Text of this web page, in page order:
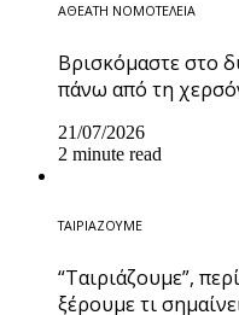
ΑΘΕΑΤΗ ΝΟΜΟΤΕΛΕΙΑ
Βρισκόμαστε στο
πάνω από τη
21/07/2026
2 minute read
ΤΑΙΡΙΑΖΟΥΜΕ
“Ταιριάζουμε”,
ξέρουμε τι